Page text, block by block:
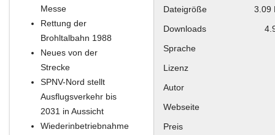
Messe
Rettung der
Brohltalbahn 1988
Neues von der
Strecke
SPNV-Nord stellt
Ausflugsverkehr bis
2031 in Aussicht
Wiederinbetriebnahme
Dateigröße
3.09
Downloads
Sprache
Lizenz
Autor
Webseite
Preis